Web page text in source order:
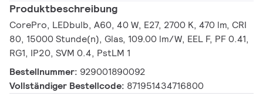
Produktbeschreibung
CorePro, LEDbulb, A60, 40 W, E27, 2700 K, 470 lm, CRI
80, 15000 Stunde(n), Glas, 109.00 lm/W, EEL F, PF 0.41,
RG1, IP20, SVM 0.4, PstLM 1
Bestellnummer: 929001890092
Vollständiger Bestellcode: 871951434716800